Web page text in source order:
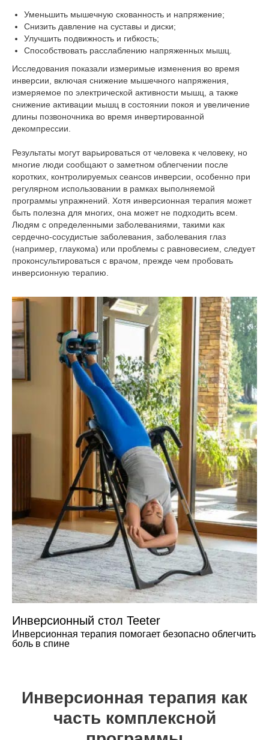
Уменьшить мышечную скованность и напряжение;
Снизить давление на суставы и диски;
Улучшить подвижность и гибкость;
Способствовать расслаблению напряженных мышц.
Исследования показали измеримые изменения во время
инверсии, включая снижение мышечного напряжения,
измеряемое по электрической активности мышц, а также
снижение активации мышц в состоянии покоя и увеличение
длины позвоночника во время инвертированной
декомпрессии.
Результаты могут варьироваться от человека к человеку, но
многие люди сообщают о заметном облегчении после
коротких, контролируемых сеансов инверсии, особенно при
регулярном использовании в рамках выполняемой
программы упражнений. Хотя инверсионная терапия может
быть полезна для многих, она может не подходить всем.
Людям с определенными заболеваниями, такими как
сердечно-сосудистые заболевания, заболевания глаз
(например, глаукома) или проблемы с равновесием, следует
проконсультироваться с врачом, прежде чем пробовать
инверсионную терапию.
Инверсионный стол Teeter
Инверсионная терапия помогает безопасно облегчить
боль в спине
Инверсионная терапия как
часть комплексной